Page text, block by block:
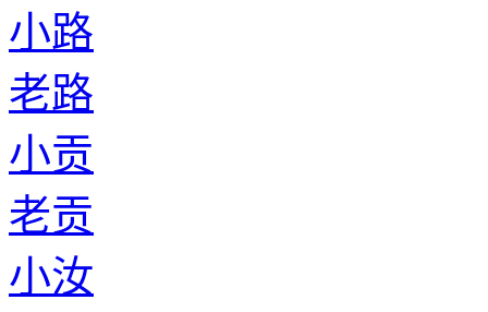
小路
老路
小贡
老贡
小汝